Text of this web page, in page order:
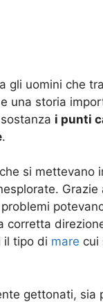
gli uomini che
una storia
i punti
.
si mettevano
corretta
il tipo di mare cui
gettonati, sia